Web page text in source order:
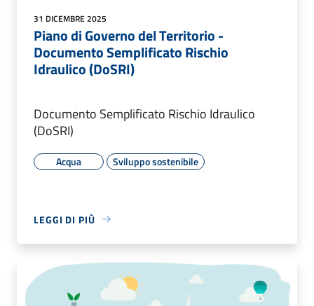
31 DICEMBRE 2025
Piano di Governo del Territorio -
Documento Semplificato Rischio
Idraulico (DoSRI)
Documento Semplificato Rischio Idraulico
(DoSRI)
Acqua Sviluppo sostenibile
LEGGI DI PIÙ